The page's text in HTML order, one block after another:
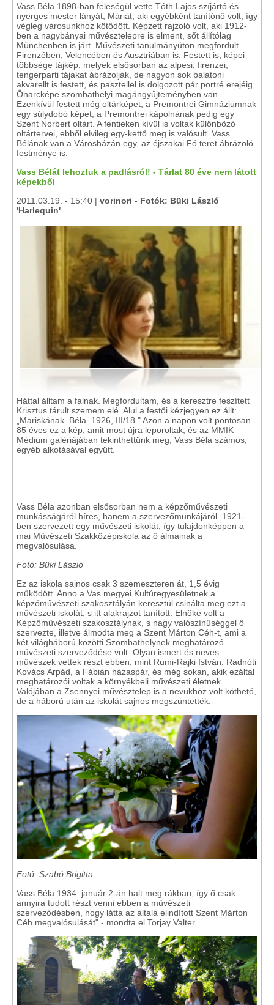
Vass Béla 1898-ban feleségül vette Tóth Lajos szíjártó és
nyerges mester lányát, Máriát, aki egyébként tanítónő volt, így
végleg városunkhoz kötődött. Képzett rajzoló volt, aki 1912-
ben a nagybányai művésztelepre is elment, sőt állítólag
Münchenben is járt. Művészeti tanulmányúton megfordult
Firenzében, Velencében és Ausztriában is. Festett is, képei
többsége tájkép, melyek elsősorban az alpesi, firenzei,
tengerparti tájakat ábrázolják, de nagyon sok balatoni
akvarellt is festett, és pasztellel is dolgozott pár portré erejéig.
Önarcképe szombathelyi magángyűjteményben van.
Ezenkívül festett még oltárképet, a Premontrei Gimnáziumnak
egy súlydobó képet, a Premontrei kápolnának pedig egy
Szent Norbert oltárt. A fentieken kívül is voltak különböző
oltártervei, ebből elvileg egy-kettő meg is valósult. Vass
Bélának van a Városházán egy, az éjszakai Fő teret ábrázoló
festménye is.
Vass Bélát lehoztuk a padlásról! - Tárlat 80 éve nem látott
képekből
2011.03.19. - 15:40 | vorinori - Fotók: Büki László
'Harlequin'
Háttal álltam a falnak. Megfordultam, és a keresztre feszített
Krisztus tárult szemem elé. Alul a festői kézjegyen ez állt:
„Mariskának. Béla. 1926, III/18." Azon a napon volt pontosan
85 éves ez a kép, amit most újra leporoltak, és az MMIK
Médium galériájában tekinthettünk meg, Vass Béla számos,
egyéb alkotásával együtt.
Vass Béla azonban elsősorban nem a képzőművészeti
munkásságáról híres, hanem a szervezőmunkájáról. 1921-
ben szervezett egy művészeti iskolát, így tulajdonképpen a
mai Művészeti Szakközépiskola az ő álmainak a
megvalósulása.
Fotó: Büki László
Ez az iskola sajnos csak 3 szemeszteren át, 1,5 évig
működött. Anno a Vas megyei Kultúregyesületnek a
képzőművészeti szakosztályán keresztül csinálta meg ezt a
művészeti iskolát, s itt alakrajzot tanított. Elnöke volt a
Képzőművészeti szakosztálynak, s nagy valószínűséggel ő
szervezte, illetve álmodta meg a Szent Márton Céh-t, ami a
két világháború közötti Szombathelynek meghatározó
művészeti szerveződése volt. Olyan ismert és neves
művészek vettek részt ebben, mint Rumi-Rajki István, Radnóti
Kovács Árpád, a Fábián házaspár, és még sokan, akik ezáltal
meghatározói voltak a környékbeli művészeti életnek.
Valójában a Zsennyei művésztelep is a nevükhöz volt köthető,
de a háború után az iskolát sajnos megszüntették.
Fotó: Szabó Brigitta
Vass Béla 1934. január 2-án halt meg rákban, így ő csak
annyira tudott részt venni ebben a művészeti
szerveződésben, hogy látta az általa elindított Szent Márton
Céh megvalósulását" - mondta el Torjay Valter.